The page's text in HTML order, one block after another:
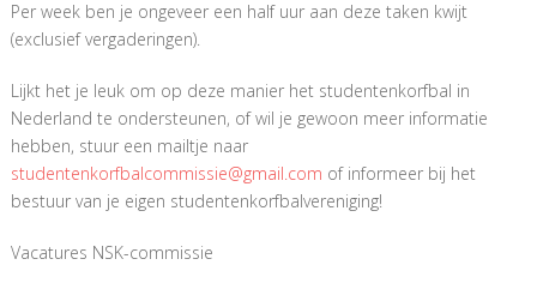
Per week ben je ongeveer een half uur aan deze taken kwijt
(exclusief vergaderingen).
Lijkt het je leuk om op deze manier het studentenkorfbal in
Nederland te ondersteunen, of wil je gewoon meer informatie
hebben, stuur een mailtje naar
studentenkorfbalcommissie@gmail.com of informeer bij het
bestuur van je eigen studentenkorfbalvereniging!
Vacatures NSK-commissie